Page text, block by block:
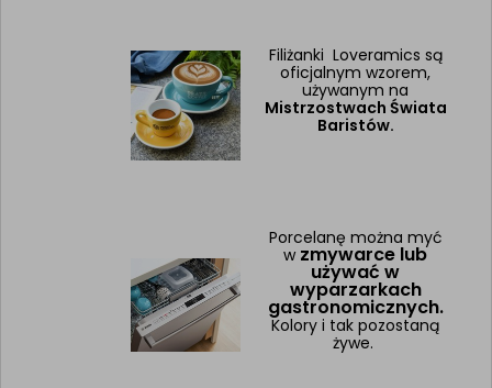
Filiżanki Loveramics są
oficjalnym wzorem,
używanym na
Mistrzostwach Świata
Baristów.
Porcelanę można myć
w zmywarce lub
używać w
wyparzarkach
gastronomicznych.
Kolory i tak pozostaną
żywe.